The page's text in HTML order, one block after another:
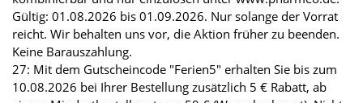
Gültig: 01.08.2026 bis 01.09.2026. Nur solange der Vorrat
reicht. Wir behalten uns vor, die Aktion früher zu beenden.
Keine Barauszahlung.
27: Mit dem Gutscheincode "Ferien5" erhalten Sie bis zum
10.08.2026 bei Ihrer Bestellung zusätzlich 5 € Rabatt, ab